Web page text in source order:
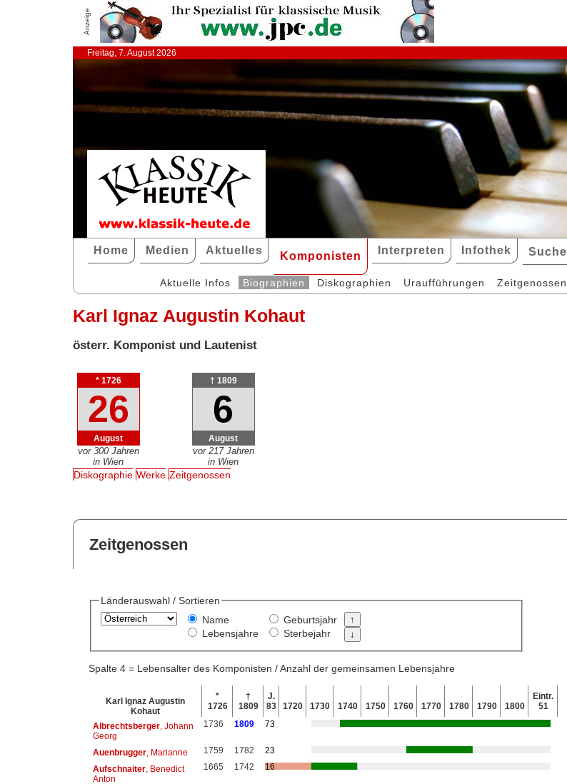
Anzeige
Freitag, 7. August 2026
Home Medien Aktuelles Komponisten Interpreten Infothek Suche
Aktuelle Infos Biographien Diskographien Uraufführungen Zeitgenossen
Karl Ignaz Augustin Kohaut
österr. Komponist und Lautenist
* 1726
26
August
vor 300 Jahren
in Wien
† 1809
6
August
vor 217 Jahren
in Wien
Diskographie Werke Zeitgenossen
Zeitgenossen
Länderauswahl / Sortieren
Name
Lebensjahre
Geburtsjahr
Sterbejahr
Spalte 4 = Lebensalter des Komponisten / Anzahl der gemeinsamen Lebensjahre
Karl Ignaz Augustin
Kohaut
*
1726
†
1809
J.
83
1720 1730 1740 1750 1760 1770 1780 1790 1800
Eintr.
51
Albrechtsberger, Johann
Georg
1736 1809 73
Auenbrugger, Marianne 1759 1782
23
Aufschnaiter, Benedict
Anton
1665 1742 16